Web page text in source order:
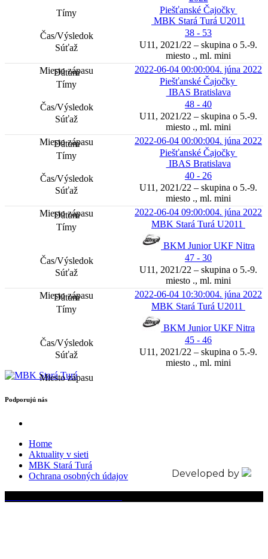
Piešťanské Čajočky
MBK Stará Turá U2011
38 - 53
U11, 2021/22 – skupina o 5.-9.
miesto ., ml. mini
2022-06-04 00:00:004. júna 2022
Piešťanské Čajočky
IBAS Bratislava
48 - 40
U11, 2021/22 – skupina o 5.-9.
miesto ., ml. mini
2022-06-04 00:00:004. júna 2022
Piešťanské Čajočky
IBAS Bratislava
40 - 26
U11, 2021/22 – skupina o 5.-9.
miesto ., ml. mini
2022-06-04 09:00:004. júna 2022
MBK Stará Turá U2011
BKM Junior UKF Nitra
47 - 30
U11, 2021/22 – skupina o 5.-9.
miesto ., ml. mini
2022-06-04 10:30:004. júna 2022
MBK Stará Turá U2011
BKM Junior UKF Nitra
45 - 46
U11, 2021/22 – skupina o 5.-9.
miesto ., ml. mini
Podporujú nás
Home
Aktuality v sieti
MBK Stará Turá
Ochrana osobných údajov
Developed by